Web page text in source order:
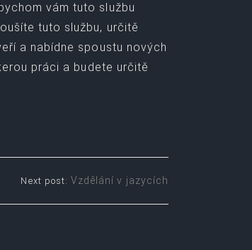
vám tuto službu
tuto službu, určitě
a nabídne spoustu nových
práci a budete určitě
Next post: Vzdělání v jazycích